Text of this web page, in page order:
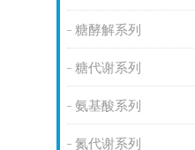
糖酵解系列
糖代谢系列
氨基酸系列
氮代谢系列